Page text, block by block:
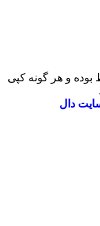
و هر گونه کپی
دال